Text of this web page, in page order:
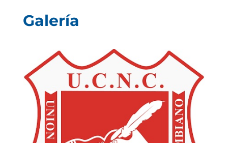
Galería